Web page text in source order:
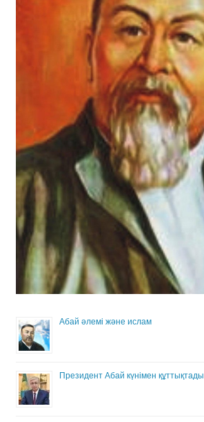
Абай әлемі және ислам
Президент Абай күнімен құттықтады